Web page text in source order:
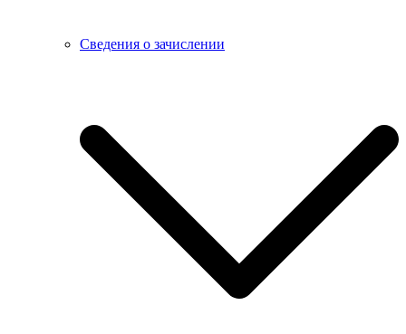
Сведения о зачислении